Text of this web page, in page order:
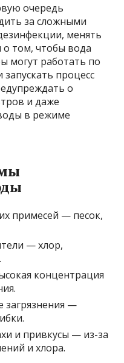
очередь
за сложными
менять
о том, чтобы вода
могут работать по
процесс
о
и даже
в режиме
примесей — песок,
— хлор,
концентрация
загрязнения —
и привкусы — из-за
и хлора.